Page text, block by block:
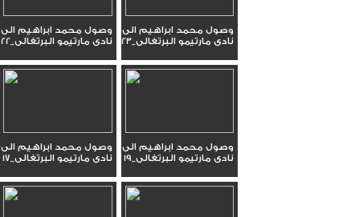
وصول محمد ابراهيم الى
نادى مارتيمو البرتغالى_23
وصول محمد ابراهيم الى
نادى مارتيمو البرتغالى_22
وصول محمد ابراهيم الى
نادى مارتيمو البرتغالى_19
وصول محمد ابراهيم الى
نادى مارتيمو البرتغالى_17